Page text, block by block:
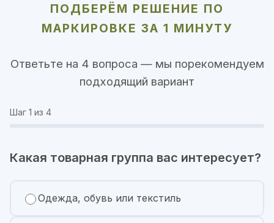
ПОДБЕРЁМ РЕШЕНИЕ ПО
МАРКИРОВКЕ ЗА 1 МИНУТУ
Ответьте на 4 вопроса — мы порекомендуем
подходящий вариант
Шаг 1 из 4
Какая товарная группа вас интересует?
Одежда, обувь или текстиль